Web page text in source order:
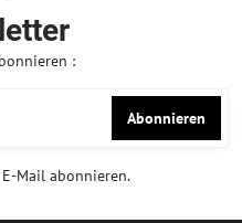
:
Abonnieren
Mail abonnieren.